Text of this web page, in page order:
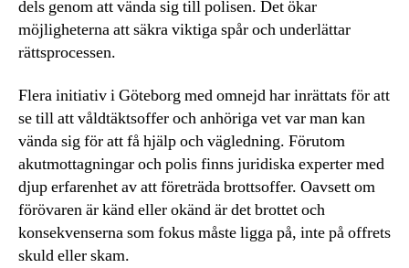
dels genom att vända sig till polisen. Det ökar
möjligheterna att säkra viktiga spår och underlättar
rättsprocessen.
Flera initiativ i Göteborg med omnejd har inrättats för att
se till att våldtäktsoffer och anhöriga vet var man kan
vända sig för att få hjälp och vägledning. Förutom
akutmottagningar och polis finns juridiska experter med
djup erfarenhet av att företräda brottsoffer. Oavsett om
förövaren är känd eller okänd är det brottet och
konsekvenserna som fokus måste ligga på, inte på offrets
skuld eller skam.